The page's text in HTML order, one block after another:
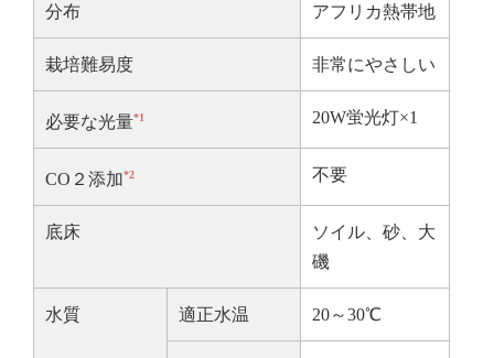
分布 アフリカ熱帯地
栽培難易度 非常にやさしい
必要な光量*1 20W蛍光灯×1
CO２添加*2 不要
底床
ソイル、砂、大
磯
水質 適正水温 20～30℃